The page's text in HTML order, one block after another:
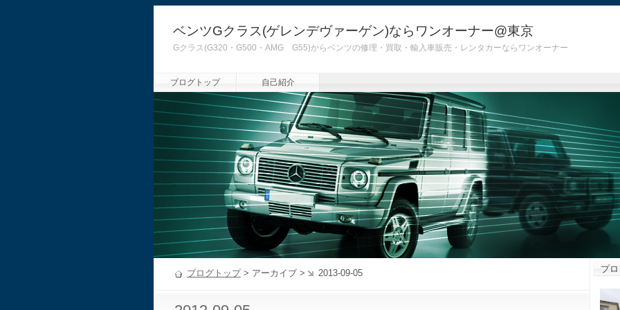
ベンツGクラス(ゲレンデヴァーゲン)ならワンオーナー@東京
Gクラス(G320・G500・AMG G55)からベンツの修理・買取・輸入車販売・レンタカーならワンオーナー
ブログトップ 自己紹介
ブログトップ> アーカイブ > 2013-09-05 プ